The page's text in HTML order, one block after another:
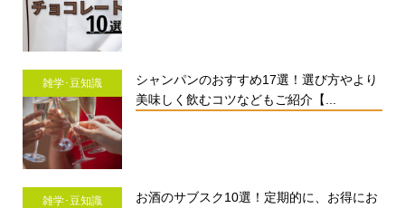
雑学･豆知識
シャンパンのおすすめ17選！選び方やより
美味しく飲むコツなどもご紹介【...
雑学･豆知識
お酒のサブスク10選！定期的に、お得にお